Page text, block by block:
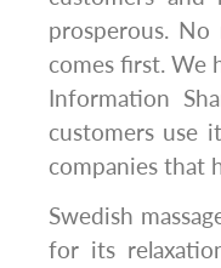
prosperous.
comes first. We
Information
customers use
companies that
Swedish
for its